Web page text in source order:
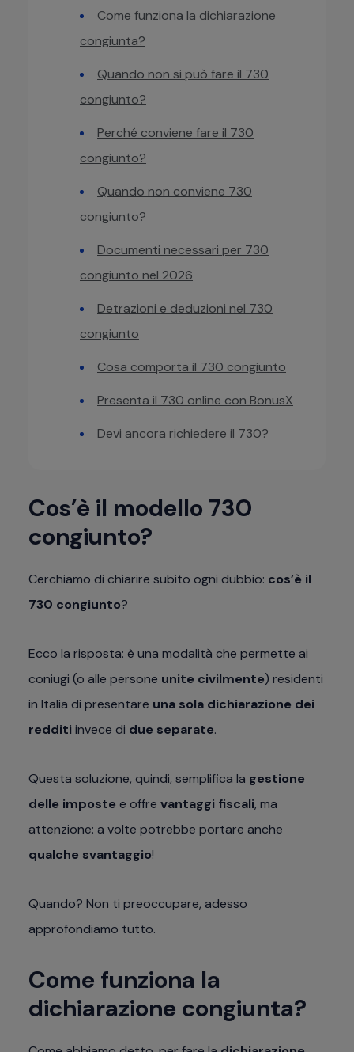
Come funziona la dichiarazione
congiunta?
Quando non si può fare il 730
congiunto?
Perché conviene fare il 730
congiunto?
Quando non conviene 730
congiunto?
Documenti necessari per 730
congiunto nel 2026
Detrazioni e deduzioni nel 730
congiunto
Cosa comporta il 730 congiunto
Presenta il 730 online con BonusX
Devi ancora richiedere il 730?
Cos’è il modello 730
congiunto?
Cerchiamo di chiarire subito ogni dubbio: cos’è il
730 congiunto?
Ecco la risposta: è una modalità che permette ai
coniugi (o alle persone unite civilmente) residenti
in Italia di presentare una sola dichiarazione dei
redditi invece di due separate.
Questa soluzione, quindi, semplifica la gestione
delle imposte e offre vantaggi fiscali, ma
attenzione: a volte potrebbe portare anche
qualche svantaggio!
Quando? Non ti preoccupare, adesso
approfondiamo tutto.
Come funziona la
dichiarazione congiunta?